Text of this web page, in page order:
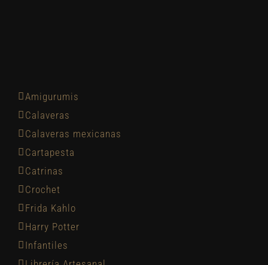
Amigurumis
Calaveras
Calaveras mexicanas
Cartapesta
Catrinas
Crochet
Frida Kahlo
Harry Potter
Infantiles